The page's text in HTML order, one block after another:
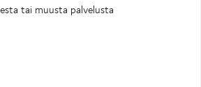
tai muusta palvelusta